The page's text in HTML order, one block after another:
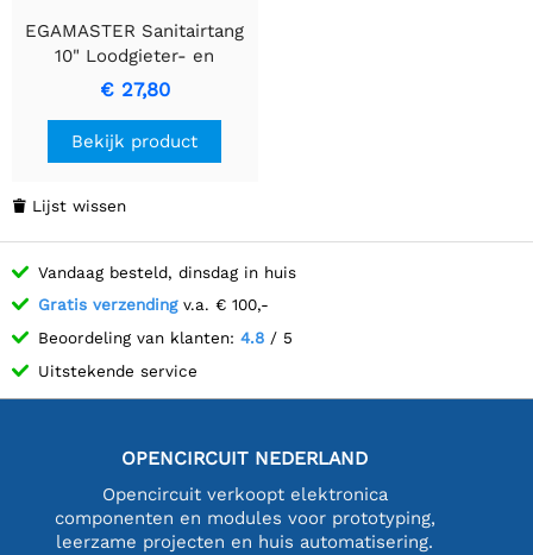
EGAMASTER Sanitairtang
10" Loodgieter- en
Pijpenafstelinstrument
€ 27,80
Bekijk product
 Lijst wissen
Vandaag besteld, dinsdag in huis
Gratis verzendingv.a. € 100,-
Beoordeling van klanten: 4.8 / 5
Uitstekende service
OPENCIRCUIT NEDERLAND
Opencircuit verkoopt elektronica
componenten en modules voor prototyping,
leerzame projecten en huis automatisering.